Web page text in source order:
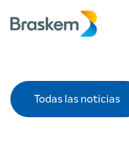
Todas las noticias